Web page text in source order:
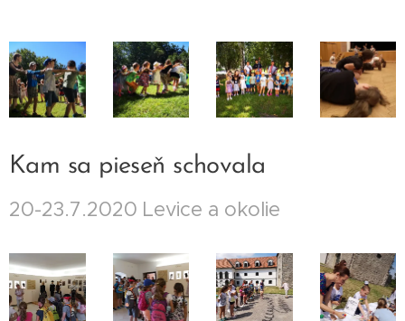
Kam sa pieseň schovala
20-23.7.2020 Levice a okolie